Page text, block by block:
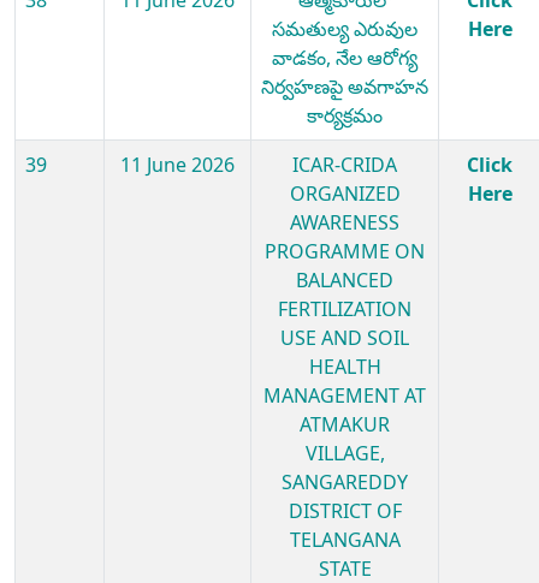
సమతుల్య ఎరువుల
వాడకం, నేల ఆరోగ్య
నిర్వహణపై అవగాహన
కార్యక్రమం
Here
39 11 June 2026
ICAR-CRIDA
ORGANIZED
AWARENESS
PROGRAMME ON
BALANCED
FERTILIZATION
USE AND SOIL
HEALTH
MANAGEMENT AT
ATMAKUR
VILLAGE,
SANGAREDDY
DISTRICT OF
TELANGANA
STATE
Click
Here